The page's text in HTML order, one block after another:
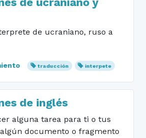
de ucraniano, ruso a
traducción interpete
de inglés
alguna tarea para ti o tus
algún documento o fragmento